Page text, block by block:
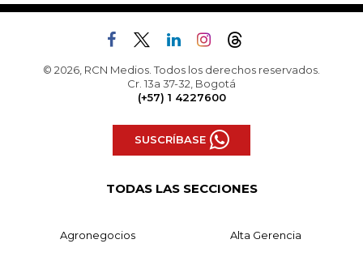
© 2026, RCN Medios. Todos los derechos reservados.
Cr. 13a 37-32, Bogotá
(+57) 1 4227600
SUSCRÍBASE
TODAS LAS SECCIONES
Agronegocios Alta Gerencia